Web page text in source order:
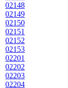
02148
02149
02150
02151
02152
02153
02201
02202
02203
02204